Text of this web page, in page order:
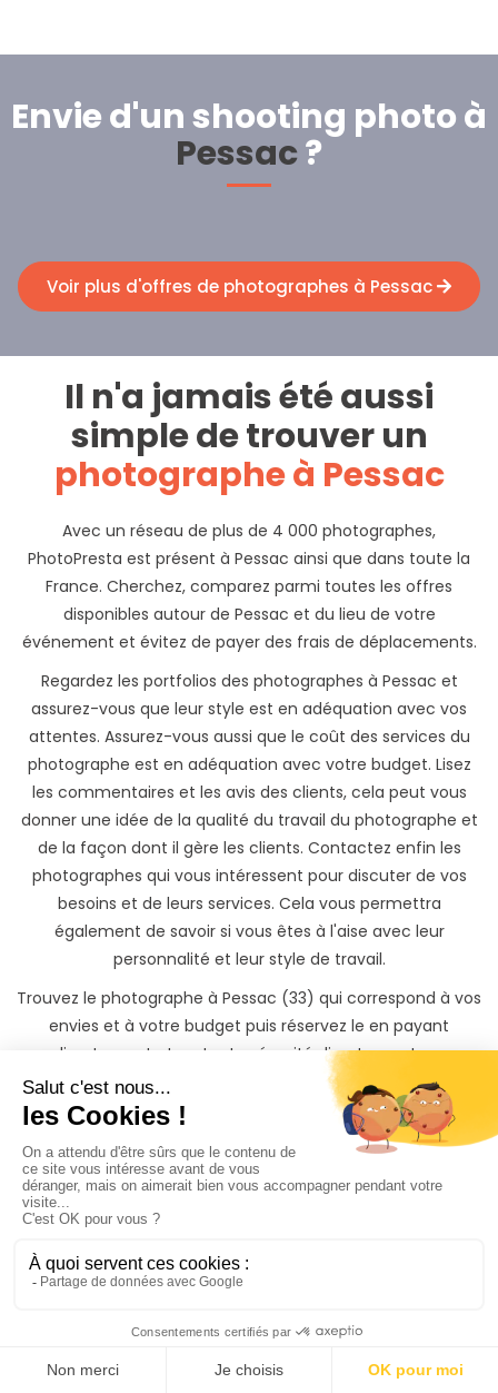
Envie d'un shooting photo à
Pessac?
Voir plus d'offres de photographes à Pessac
Il n'a jamais été aussi
simple de trouver un
photographe à Pessac
Avec un réseau de plus de 4 000 photographes,
PhotoPresta est présent à Pessac ainsi que dans toute la
France. Cherchez, comparez parmi toutes les offres
disponibles autour de Pessac et du lieu de votre
événement et évitez de payer des frais de déplacements.
Regardez les portfolios des photographes à Pessac et
assurez-vous que leur style est en adéquation avec vos
attentes. Assurez-vous aussi que le coût des services du
photographe est en adéquation avec votre budget. Lisez
les commentaires et les avis des clients, cela peut vous
donner une idée de la qualité du travail du photographe et
de la façon dont il gère les clients. Contactez enfin les
photographes qui vous intéressent pour discuter de vos
besoins et de leurs services. Cela vous permettra
également de savoir si vous êtes à l'aise avec leur
personnalité et leur style de travail.
Trouvez le photographe à Pessac (33) qui correspond à vos
envies et à votre budget puis réservez le en payant
directement et en toute sécurité directement sur
Trouver un photographe à Pessac n’a jamais été aussi
simple !
Votre événement à Pessac
mérite
photos
La réservation de votre séance photo à Pessac et partout
PhotoPresta via notre prestataire de paiement Stripe.